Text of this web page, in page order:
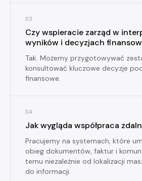
03
Czy wspieracie zarząd w
wyników i decyzjach
Tak. Możemy przygotowywać
konsultować kluczowe decyzje
finansowe.
04
Jak wygląda współpraca
Pracujemy na systemach, które
obieg dokumentów, faktur i
temu niezależnie od lokalizacji
do informacji.